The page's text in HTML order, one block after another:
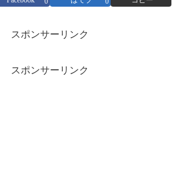
スポンサーリンク
スポンサーリンク